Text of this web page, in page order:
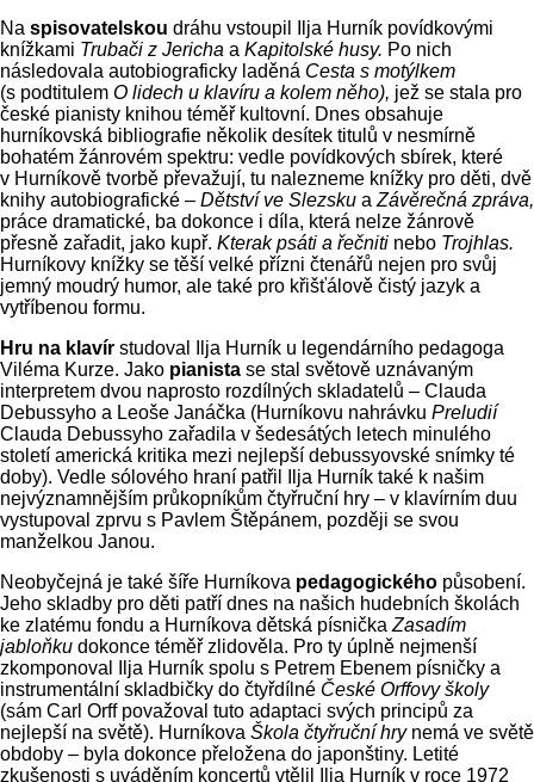
Na spisovatelskou dráhu vstoupil Ilja Hurník povídkovými
knížkami Trubači z Jericha a Kapitolské husy. Po nich
následovala autobiograficky laděná Cesta s motýlkem
(s podtitulem O lidech u klavíru a kolem něho), jež se stala pro
české pianisty knihou téměř kultovní. Dnes obsahuje
hurníkovská bibliografie několik desítek titulů v nesmírně
bohatém žánrovém spektru: vedle povídkových sbírek, které
v Hurníkově tvorbě převažují, tu nalezneme knížky pro děti, dvě
knihy autobiografické – Dětství ve Slezsku a Závěrečná zpráva,
práce dramatické, ba dokonce i díla, která nelze žánrově
přesně zařadit, jako kupř. Kterak psáti a řečniti nebo Trojhlas.
Hurníkovy knížky se těší velké přízni čtenářů nejen pro svůj
jemný moudrý humor, ale také pro křišťálově čistý jazyk a
vytříbenou formu.
Hru na klavír studoval Ilja Hurník u legendárního pedagoga
Viléma Kurze. Jako pianista se stal světově uznávaným
interpretem dvou naprosto rozdílných skladatelů – Clauda
Debussyho a Leoše Janáčka (Hurníkovu nahrávku Preludií
Clauda Debussyho zařadila v šedesátých letech minulého
století americká kritika mezi nejlepší debussyovské snímky té
doby). Vedle sólového hraní patřil Ilja Hurník také k našim
nejvýznamnějším průkopníkům čtyřruční hry – v klavírním duu
vystupoval zprvu s Pavlem Štěpánem, později se svou
manželkou Janou.
Neobyčejná je také šíře Hurníkova pedagogického působení.
Jeho skladby pro děti patří dnes na našich hudebních školách
ke zlatému fondu a Hurníkova dětská písnička Zasadím
jabloňku dokonce téměř zlidověla. Pro ty úplně nejmenší
zkomponoval Ilja Hurník spolu s Petrem Ebenem písničky a
instrumentální skladbičky do čtyřdílné České Orffovy školy
(sám Carl Orff považoval tuto adaptaci svých principů za
nejlepší na světě). Hurníkova Škola čtyřruční hrynemá ve světě
obdoby – byla dokonce přeložena do japonštiny. Letité
zkušenosti s uváděním koncertů vtělil Ilja Hurník v roce 1972